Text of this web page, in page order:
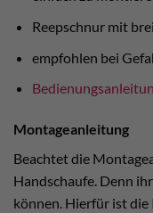
Reepschnur mit
empfohlen bei
Montageanleitung
Beachtet die
Handschaufe. Denn
können. Hierfür ist